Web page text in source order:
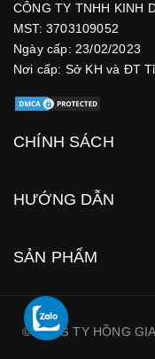
CÔNG TY TNHH KINH
MST: 3703109052
Ngày cấp: 23/02/2023
Nơi cấp: Sở KH và ĐT
CHÍNH SÁCH
HƯỚNG DẪN
SẢN PHẨM
©CÔNG TY HỒNG